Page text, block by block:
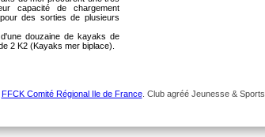
capacité de chargement
des sorties de plusieurs
douzaine de kayaks de
2 K2 (Kayaks mer biplace).
FFCK Comité Régional Ile de France. Club agréé Jeunesse & Sports